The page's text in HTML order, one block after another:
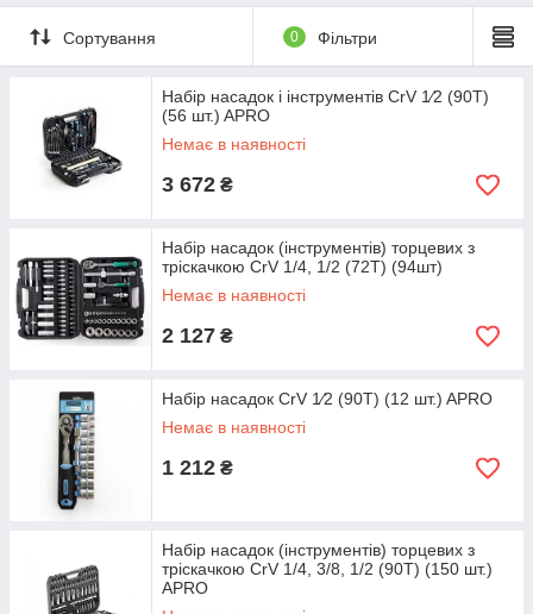
Сортування 0 Фільтри
Набір насадок і інструментів CrV 1⁄2 (90Т)
(56 шт.) APRO
Немає в наявності
3 672 ₴
Набір насадок (інструментів) торцевих з
тріскачкою CrV 1/4, 1/2 (72Т) (94шт)
Немає в наявності
2 127 ₴
Набір насадок CrV 1⁄2 (90Т) (12 шт.) APRO
Немає в наявності
1 212 ₴
Набір насадок (інструментів) торцевих з
тріскачкою CrV 1/4, 3/8, 1/2 (90Т) (150 шт.)
APRO